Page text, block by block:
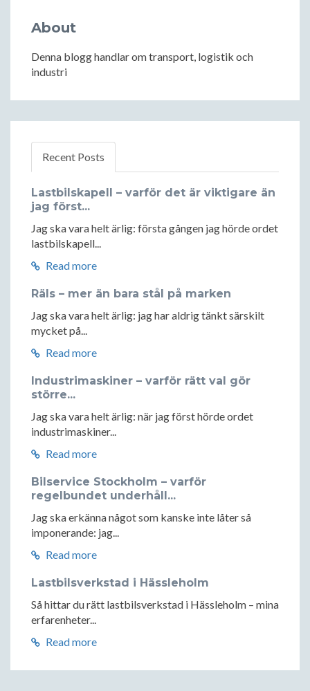
About
Denna blogg handlar om transport, logistik och
industri
Recent Posts
Lastbilskapell – varför det är viktigare än
jag först...
Jag ska vara helt ärlig: första gången jag hörde ordet
lastbilskapell...
Read more
Räls – mer än bara stål på marken
Jag ska vara helt ärlig: jag har aldrig tänkt särskilt
mycket på...
Read more
Industrimaskiner – varför rätt val gör
större...
Jag ska vara helt ärlig: när jag först hörde ordet
industrimaskiner...
Read more
Bilservice Stockholm – varför
regelbundet underhåll...
Jag ska erkänna något som kanske inte låter så
imponerande: jag...
Read more
Lastbilsverkstad i Hässleholm
Så hittar du rätt lastbilsverkstad i Hässleholm – mina
erfarenheter...
Read more